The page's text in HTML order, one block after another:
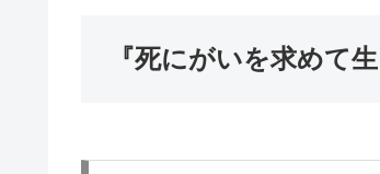
『死にがいを求めて